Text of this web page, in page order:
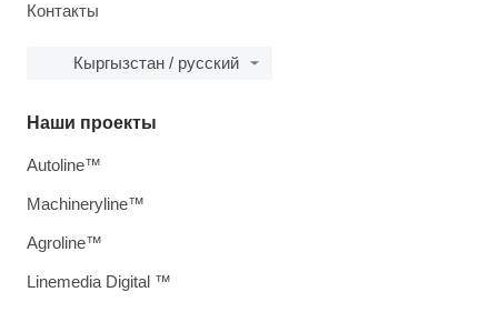
Контакты
Кыргызстан / русский
Наши проекты
Autoline™
Machineryline™
Agroline™
Linemedia Digital ™